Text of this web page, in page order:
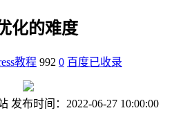
化的难度
教程 992 0 百度已收录
发布时间：2022-06-27 10:00:00